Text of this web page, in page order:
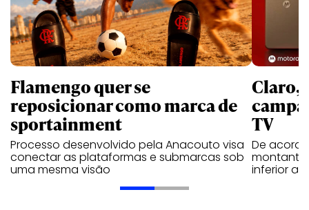
Flamengo quer se
reposicionar como marca de
sportainment
Processo desenvolvido pela Anacouto visa
conectar as plataformas e submarcas sob
uma mesma visão
Claro,
TV
De
montante
inferior